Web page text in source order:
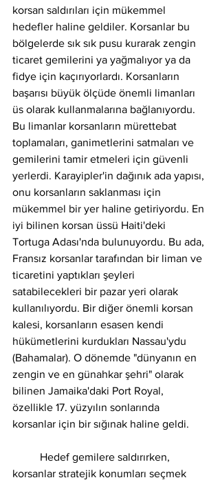
korsan saldırıları için mükemmel
hedefler haline geldiler. Korsanlar bu
bölgelerde sık sık pusu kurarak zengin
ticaret gemilerini ya yağmalıyor ya da
fidye için kaçırıyorlardı. Korsanların
başarısı büyük ölçüde önemli limanları
üs olarak kullanmalarına bağlanıyordu.
Bu limanlar korsanların mürettebat
toplamaları, ganimetlerini satmaları ve
gemilerini tamir etmeleri için güvenli
yerlerdi. Karayipler'in dağınık ada yapısı,
onu korsanların saklanması için
mükemmel bir yer haline getiriyordu. En
iyi bilinen korsan üssü Haiti'deki
Tortuga Adası'nda bulunuyordu. Bu ada,
Fransız korsanlar tarafından bir liman ve
ticaretini yaptıkları şeyleri
satabilecekleri bir pazar yeri olarak
kullanılıyordu. Bir diğer önemli korsan
kalesi, korsanların esasen kendi
hükümetlerini kurdukları Nassau'ydu
(Bahamalar). O dönemde "dünyanın en
zengin ve en günahkar şehri" olarak
bilinen Jamaika'daki Port Royal,
özellikle 17. yüzyılın sonlarında
korsanlar için bir sığınak haline geldi.
korsanlar stratejik konumları seçmek